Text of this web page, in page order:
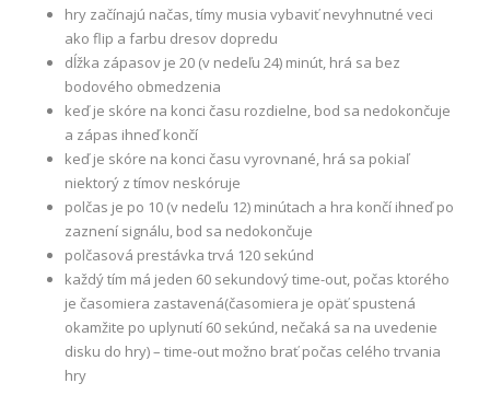
hry začínajú načas, tímy musia vybaviť nevyhnutné veci
ako flip a farbu dresov dopredu
dĺžka zápasov je 20 (v nedeľu 24) minút, hrá sa bez
bodového obmedzenia
keď je skóre na konci času rozdielne, bod sa nedokončuje
a zápas ihneď končí
keď je skóre na konci času vyrovnané, hrá sa pokiaľ
niektorý z tímov neskóruje
polčas je po 10 (v nedeľu 12) minútach a hra končí ihneď po
zaznení signálu, bod sa nedokončuje
polčasová prestávka trvá 120 sekúnd
každý tím má jeden 60 sekundový time-out, počas ktorého
je časomiera zastavená(časomiera je opäť spustená
okamžite po uplynutí 60 sekúnd, nečaká sa na uvedenie
disku do hry) – time-out možno brať počas celého trvania
hry